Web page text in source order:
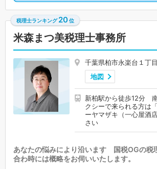
税理士ランキング 20位
米森まつ美税理士事務所
千葉県柏市永楽台１丁
地図
新柏駅から徒歩12分
クシーで来られる方は
ーヤマザキ（一心屋酒
さい
あなたの悩みにより沿います 国税OGの税
合わ時には概略をお伺いいたします。